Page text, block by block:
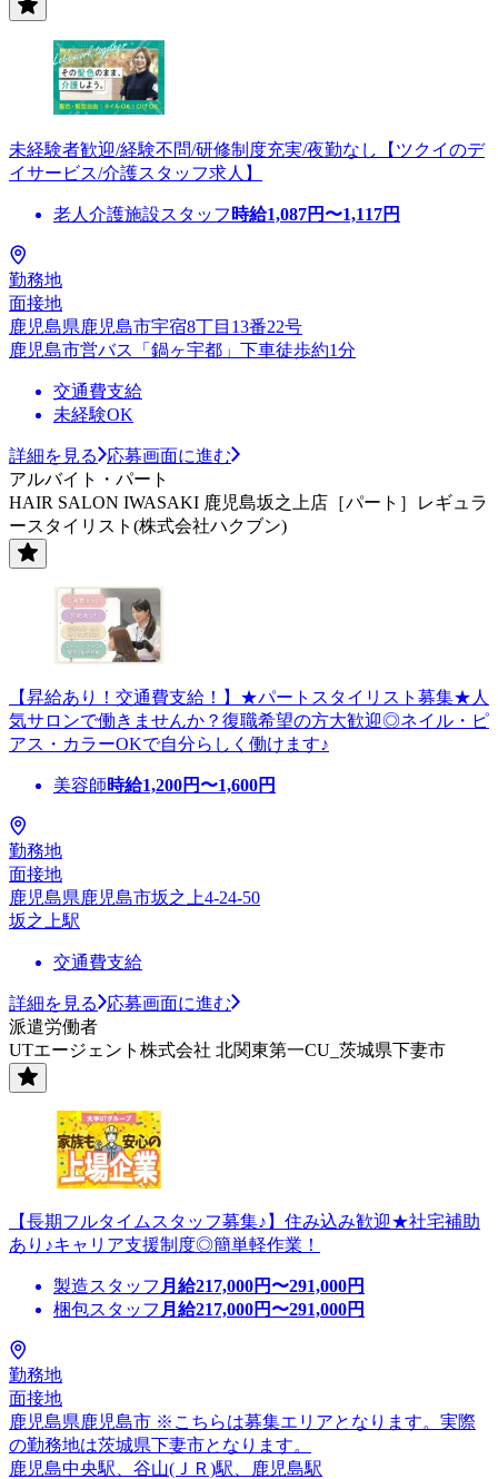
未経験者歓迎/経験不問/研修制度充実/夜勤なし【ツクイのデ
イサービス/介護スタッフ求人】
老人介護施設スタッフ 時給1,087円〜1,117円
勤務地
面接地
鹿児島県鹿児島市宇宿8丁目13番22号
鹿児島市営バス「鍋ヶ宇都」下車徒歩約1分
交通費支給
未経験OK
詳細を見る
応募画面に進む
アルバイト・パート
HAIR SALON IWASAKI 鹿児島坂之上店［パート］レギュラ
ースタイリスト(株式会社ハクブン)
【昇給あり！交通費支給！】★パートスタイリスト募集★人
気サロンで働きませんか？復職希望の方大歓迎◎ネイル・ピ
アス・カラーOKで自分らしく働けます♪
美容師時給1,200円〜1,600円
勤務地
面接地
鹿児島県鹿児島市坂之上4-24-50
坂之上駅
交通費支給
詳細を見る
応募画面に進む
派遣労働者
UTエージェント株式会社 北関東第一CU_茨城県下妻市
【長期フルタイムスタッフ募集♪】住み込み歓迎★社宅補助
あり♪キャリア支援制度◎簡単軽作業！
製造スタッフ 月給217,000円〜291,000円
梱包スタッフ 月給217,000円〜291,000円
勤務地
面接地
鹿児島県鹿児島市 ※こちらは募集エリアとなります。実際
の勤務地は茨城県下妻市となります。
鹿児島中央駅、谷山(ＪＲ)駅、鹿児島駅